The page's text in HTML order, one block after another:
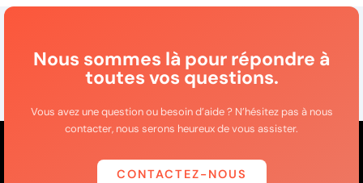
Nous sommes là pour répondre à
toutes vos questions.
Vous avez une question ou besoin d’aide ? N’hésitez pas à nous
contacter, nous serons heureux de vous assister.
CONTACTEZ-NOUS